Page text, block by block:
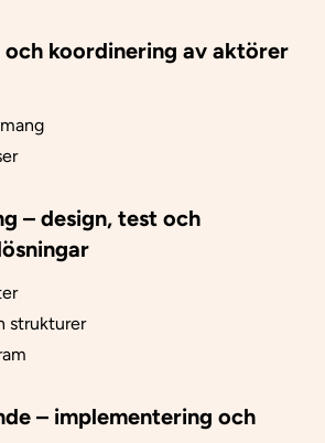
koordinering av aktörer
– design, test och
strukturer
– implementering och